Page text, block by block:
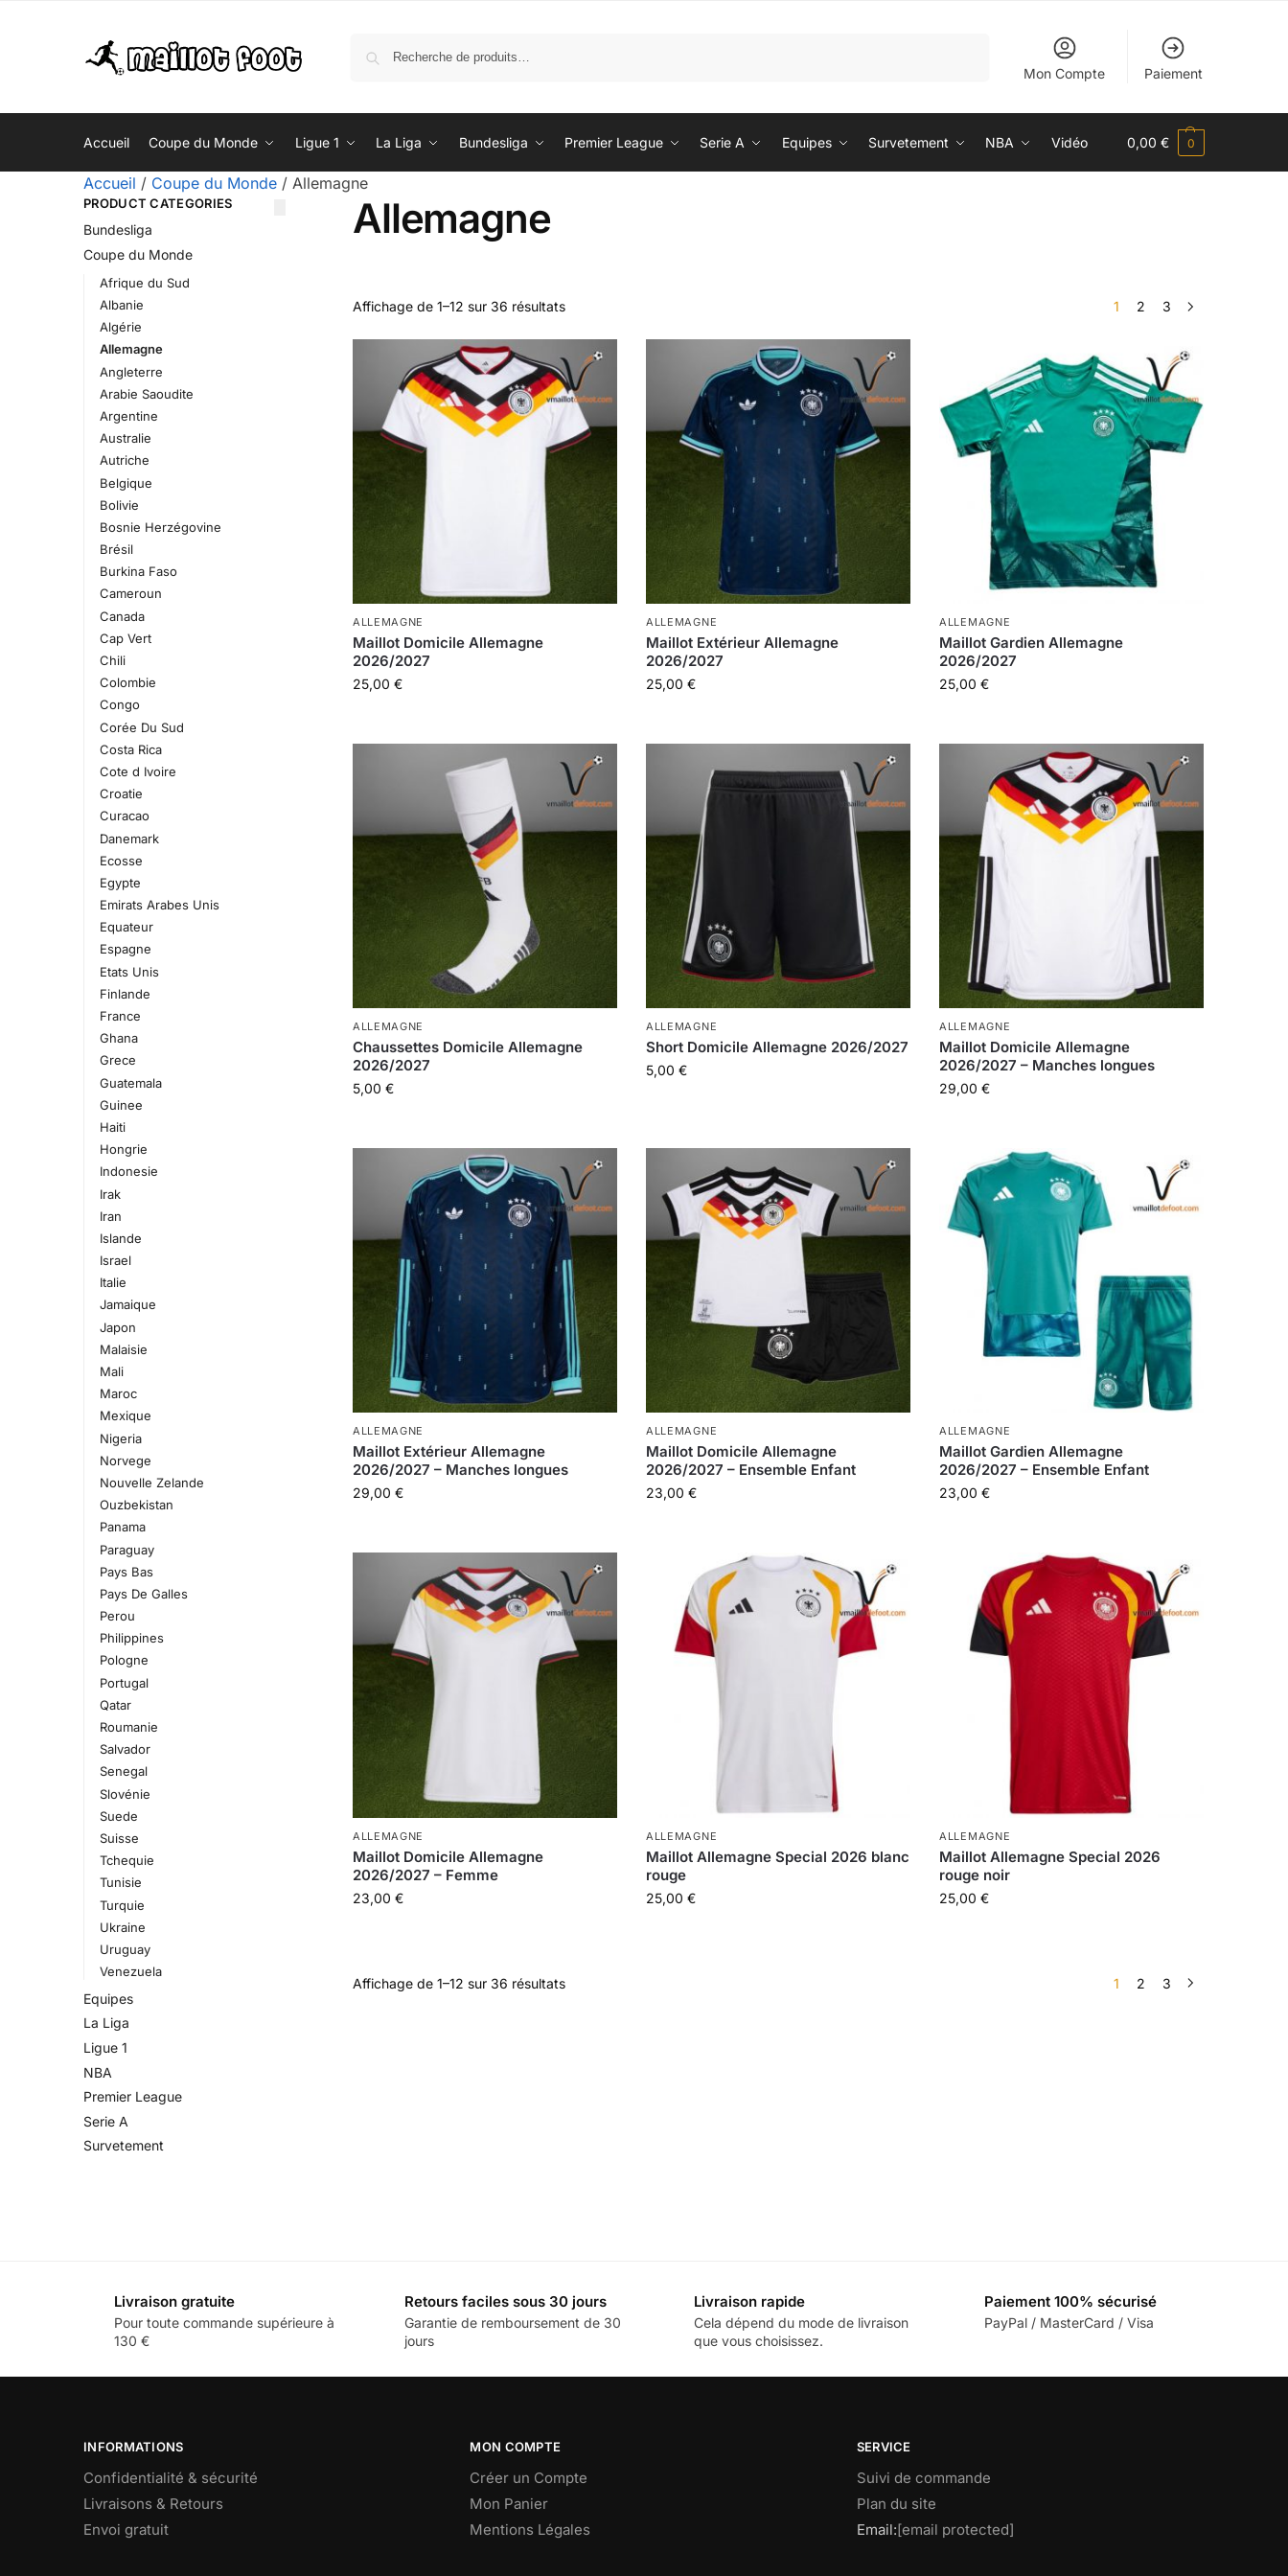
Mon Compte Paiement
Accueil Coupe du Monde Ligue 1 La Liga Bundesliga Premier League Serie A Equipes Survetement NBA Vidéo 0,00 € 0
Accueil / Coupe du Monde / Allemagne
Allemagne
Affichage de 1–12 sur 36 résultats 1 2 3
ALLEMAGNE
Maillot Domicile Allemagne
2026/2027
25,00 €
ALLEMAGNE
Maillot Extérieur Allemagne
2026/2027
25,00 €
ALLEMAGNE
Maillot Gardien Allemagne
2026/2027
25,00€
ALLEMAGNE
Chaussettes Domicile Allemagne
2026/2027
5,00 €
ALLEMAGNE
Short Domicile Allemagne 2026/2027
5,00 €
ALLEMAGNE
Maillot Domicile Allemagne
2026/2027 – Manches longues
29,00€
ALLEMAGNE
Maillot Extérieur Allemagne
2026/2027 – Manches longues
29,00 €
ALLEMAGNE
Maillot Domicile Allemagne
2026/2027 – Ensemble Enfant
23,00 €
ALLEMAGNE
Maillot Gardien Allemagne
2026/2027 – Ensemble Enfant
23,00€
ALLEMAGNE
Maillot Domicile Allemagne
2026/2027 – Femme
23,00 €
ALLEMAGNE
Maillot Allemagne Special 2026 blanc
rouge
25,00 €
ALLEMAGNE
Maillot Allemagne Special 2026
rouge noir
25,00€
Affichage de 1–12 sur 36 résultats 1 2 3
PRODUCT CATEGORIES
Bundesliga
Coupe du Monde
Afrique du Sud
Albanie
Algérie
Allemagne
Angleterre
Arabie Saoudite
Argentine
Australie
Autriche
Belgique
Bolivie
Bosnie Herzégovine
Brésil
Burkina Faso
Cameroun
Canada
Cap Vert
Chili
Colombie
Congo
Corée Du Sud
Costa Rica
Cote d Ivoire
Croatie
Curacao
Danemark
Ecosse
Egypte
Emirats Arabes Unis
Equateur
Espagne
Etats Unis
Finlande
France
Ghana
Grece
Guatemala
Guinee
Haiti
Hongrie
Indonesie
Irak
Iran
Islande
Israel
Italie
Jamaique
Japon
Malaisie
Mali
Maroc
Mexique
Nigeria
Norvege
Nouvelle Zelande
Ouzbekistan
Panama
Paraguay
Pays Bas
Pays De Galles
Perou
Philippines
Pologne
Portugal
Qatar
Roumanie
Salvador
Senegal
Slovénie
Suede
Suisse
Tchequie
Tunisie
Turquie
Ukraine
Uruguay
Venezuela
Equipes
La Liga
Ligue 1
NBA
Premier League
Serie A
Survetement
Livraison gratuite
Pour toute commande supérieure à
130 €
Retours faciles sous 30 jours
Garantie de remboursement de 30
jours
Livraison rapide
Cela dépend du mode de livraison
que vous choisissez.
Paiement 100% sécurisé
PayPal / MasterCard / Visa
INFORMATIONS
Confidentialité & sécurité
Livraisons & Retours
Envoi gratuit
MON COMPTE
Créer un Compte
Mon Panier
Mentions Légales
SERVICE
Suivi de commande
Plan du site
Email:[email protected]